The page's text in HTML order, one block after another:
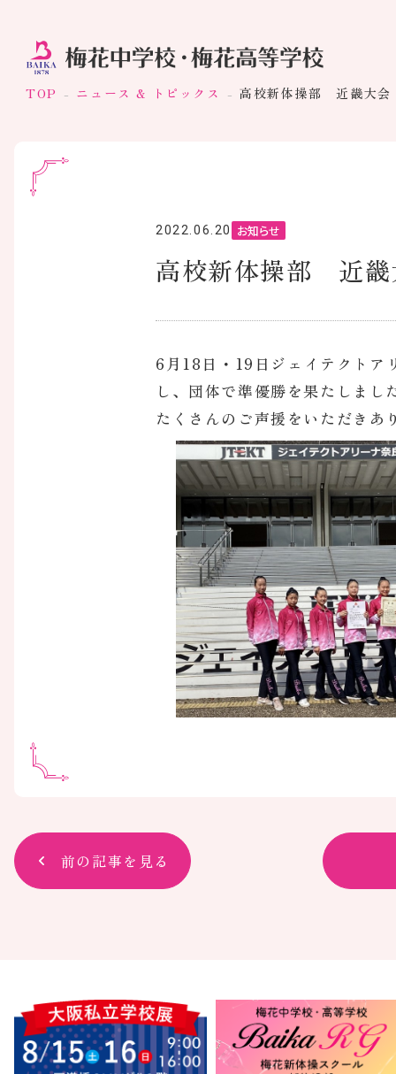
TOP ニュース & トピックス 高校新体操部 近畿大会
2022.06.20 お知らせ
高校新体操部 近畿
6月18日・19日ジェイテクトア
し、団体で準優勝を果たしま
たくさんのご声援をいただきあ
前の記事を見る